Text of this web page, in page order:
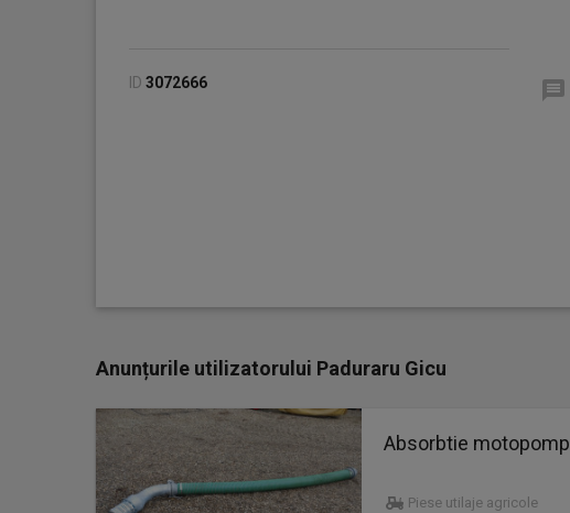
ID 3072666
Anunțurile utilizatorului Paduraru Gicu
Absorbtie
Piese utilaje agricole